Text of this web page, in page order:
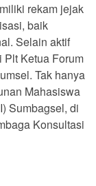
rekam jejak
baik
Selain aktif
Plt Ketua Forum
Tak hanya
Mahasiswa
Sumbagsel, di
Konsultasi